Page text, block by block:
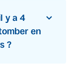
y a 4
en
?